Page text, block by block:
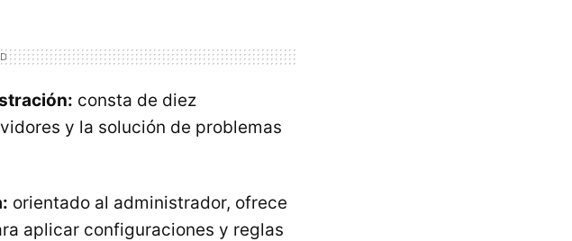
consta de diez
y la solución de problemas
orientado al administrador, ofrece
aplicar configuraciones y reglas